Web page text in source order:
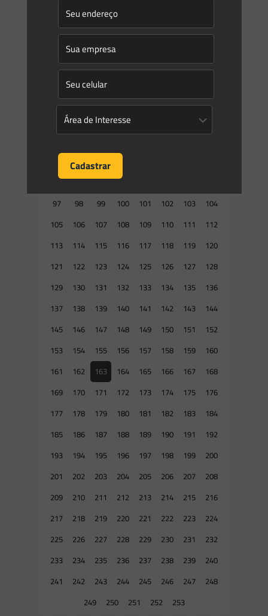
26 27
33
34 35 36 37 38 39
40
42 43
57
58 59 60 61 62 63
64
66 67 68
82 83
89
90 91 92
97
98 99 100 101 102 103
104
105
106 107 108 109 110 111
112
113
114 115 116 117 118 119
120
121
122 123 124 125 126 127
128
129
130 131 132 133 134 135
136
137
138 139 140 141 142 143
144
145
146 147 148 149 150 151
152
153
154 155 156 157 158 159
160
161
162 163 164 165 166 167
168
169
170 171 172 173 174 175
176
177
178 179 180 181 182 183
184
185
186 187 188 189 190 191
192
193
194 195 196 197 198 199
200
201
202 203 204 205 206 207
208
209
210 211 212 213 214 215
216
217
218 219 220 221 222 223
224
225
226 227 228 229 230 231
232
233
234 235 236 237 238 239
240
241
242 243 244 245 246 247
248
249
250 251 252 253